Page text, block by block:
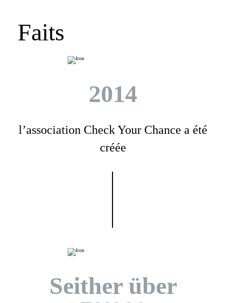
Faits
2014
l’association Check Your Chance a été
créée
Seither über